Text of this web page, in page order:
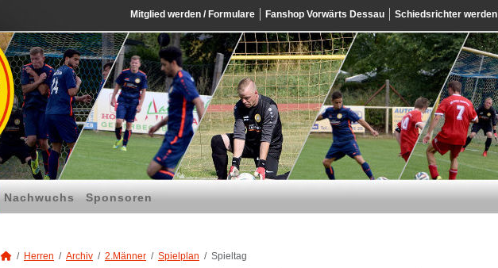
Mitglied werden / Formulare Fanshop Vorwärts Dessau Schiedsrichter werden
Nachwuchs Sponsoren
Herren Archiv 2.Männer Spielplan Spieltag